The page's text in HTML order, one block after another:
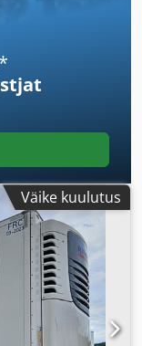
*
Väike kuulutus